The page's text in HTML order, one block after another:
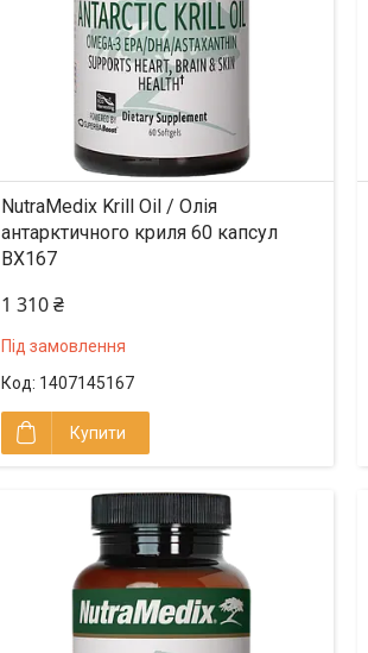
NutraMedix Krill Oil / Олія
антарктичного криля 60 капсул
BX167
1 310 ₴
Під замовлення
1407145167
Купити